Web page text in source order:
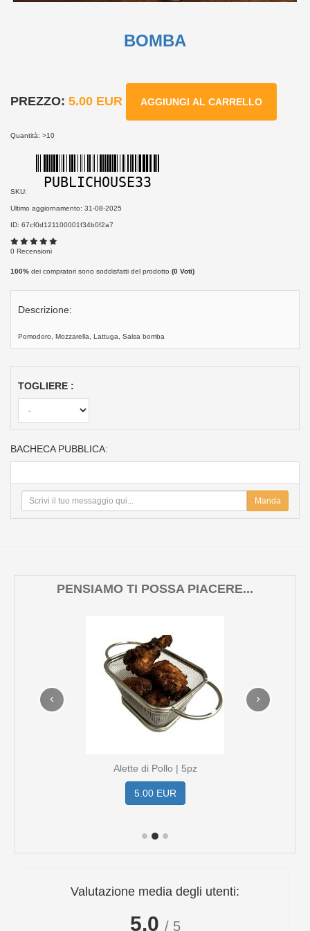
BOMBA
PREZZO: 5.00 EUR AGGIUNGI AL CARRELLO
Quantità: >10
SKU:
PUBLICHOUSE33
Ultimo aggiornamento: 31-08-2025
ID: 67cf0d121100001f34b0f2a7
0 Recensioni
100% dei compratori sono soddisfatti del prodotto (0 Voti)
Descrizione:
Pomodoro, Mozzarella, Lattuga, Salsa bomba
TOGLIERE :
BACHECA PUBBLICA:
Manda
PENSIAMO TI POSSA PIACERE...
Alette di Pollo | 5pz
5.00 EUR
‹ ›
Valutazione media degli utenti:
5.0 / 5